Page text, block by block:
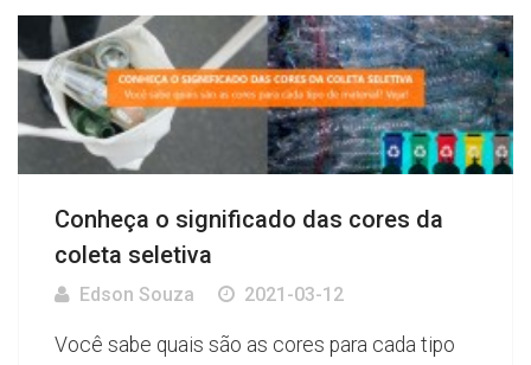
Conheça o significado das cores da
coleta seletiva
Edson Souza 2021-03-12
Você sabe quais são as cores para cada tipo